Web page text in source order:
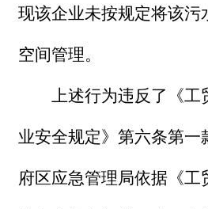
现该企业未按规定将该污
空间管理。
上述行为违反了《
业安全规定》第六条第一
府区应急管理局依据《工